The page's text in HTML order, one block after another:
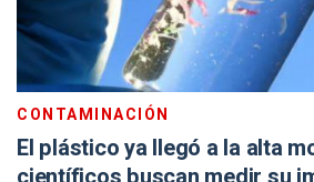
CONTAMINACIÓN
El plástico ya llegó a la alta